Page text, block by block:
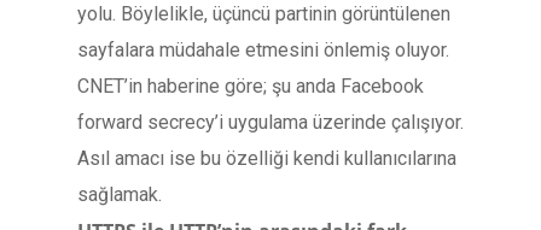
yolu. Böylelikle, üçüncü partinin görüntülenen
sayfalara müdahale etmesini önlemiş oluyor.
CNET’in haberine göre; şu anda Facebook
forward secrecy’i uygulama üzerinde çalışıyor.
Asıl amacı ise bu özelliği kendi kullanıcılarına
sağlamak.